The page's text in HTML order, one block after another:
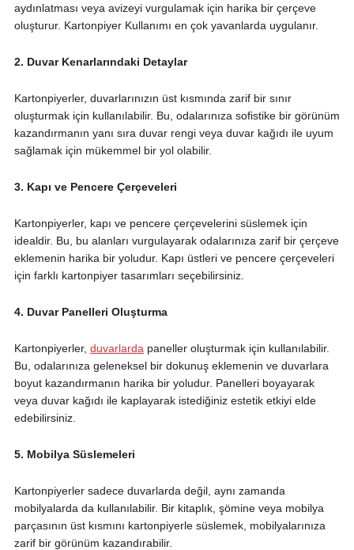
aydınlatması veya avizeyi vurgulamak için harika bir çerçeve
oluşturur. Kartonpiyer Kullanımı en çok yavanlarda uygulanır.
2. Duvar Kenarlarındaki Detaylar
Kartonpiyerler, duvarlarınızın üst kısmında zarif bir sınır
oluşturmak için kullanılabilir. Bu, odalarınıza sofistike bir görünüm
kazandırmanın yanı sıra duvar rengi veya duvar kağıdı ile uyum
sağlamak için mükemmel bir yol olabilir.
3. Kapı ve Pencere Çerçeveleri
Kartonpiyerler, kapı ve pencere çerçevelerini süslemek için
idealdir. Bu, bu alanları vurgulayarak odalarınıza zarif bir çerçeve
eklemenin harika bir yoludur. Kapı üstleri ve pencere çerçeveleri
için farklı kartonpiyer tasarımları seçebilirsiniz.
4. Duvar Panelleri Oluşturma
Kartonpiyerler, duvarlarda paneller oluşturmak için kullanılabilir.
Bu, odalarınıza geleneksel bir dokunuş eklemenin ve duvarlara
boyut kazandırmanın harika bir yoludur. Panelleri boyayarak
veya duvar kağıdı ile kaplayarak istediğiniz estetik etkiyi elde
edebilirsiniz.
5. Mobilya Süslemeleri
Kartonpiyerler sadece duvarlarda değil, aynı zamanda
mobilyalarda da kullanılabilir. Bir kitaplık, şömine veya mobilya
parçasının üst kısmını kartonpiyerle süslemek, mobilyalarınıza
zarif bir görünüm kazandırabilir.